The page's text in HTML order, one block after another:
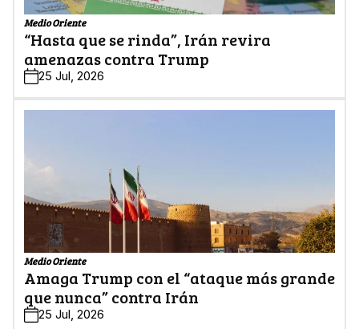
Medio Oriente
“Hasta que se rinda”, Irán revira
amenazas contra Trump
25 Jul, 2026
Medio Oriente
Amaga Trump con el “ataque más grande
que nunca” contra Irán
25 Jul, 2026